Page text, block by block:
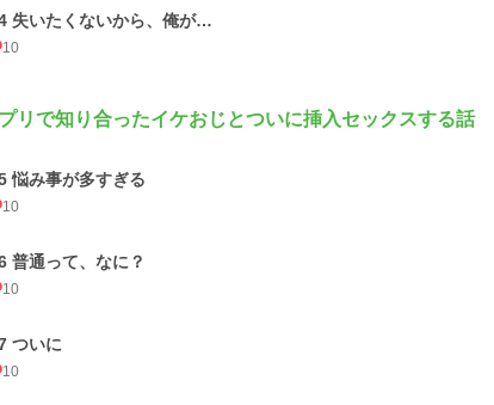
失いたくないから、俺が…
10
リで知り合ったイケおじとついに挿入セックスする話
悩み事が多すぎる
10
普通って、なに？
10
ついに
10